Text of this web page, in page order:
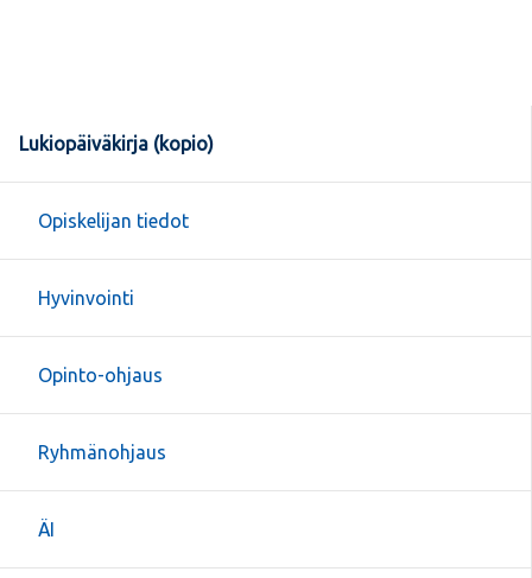
Lukiopäiväkirja (kopio)
Opiskelijan tiedot
Hyvinvointi
Opinto-ohjaus
Ryhmänohjaus
ÄI